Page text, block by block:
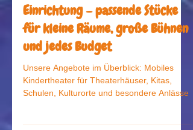
Repetoire
Kindertheater für Ihre
Einrichtung – passende Stücke
für kleine Räume, große Bühnen
und jedes Budget
Kindertheater für Theaterhäuser, Kitas,